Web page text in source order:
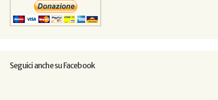
Seguici anche su Facebook